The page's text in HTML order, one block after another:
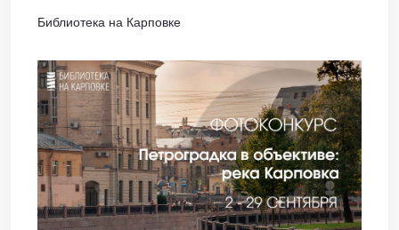
Библиотека на Карповке